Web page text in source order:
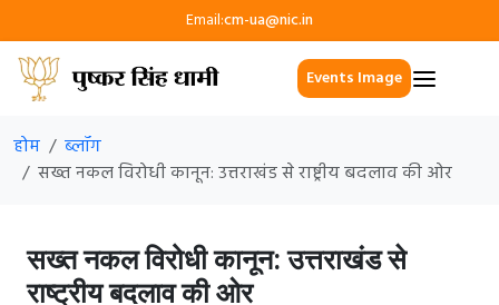
Email:cm-ua@nic.in
Events Image
होम
ब्लॉग
सख्त नकल विरोधी कानून: उत्तराखंड से राष्ट्रीय बदलाव की ओर
सख्त नकल विरोधी कानून: उत्तराखंड से
राष्ट्रीय बदलाव की ओर